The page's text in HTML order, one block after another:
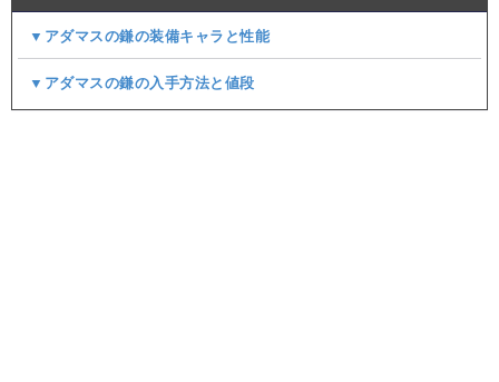
▼アダマスの鎌の装備キャラと性能
▼アダマスの鎌の入手方法と値段